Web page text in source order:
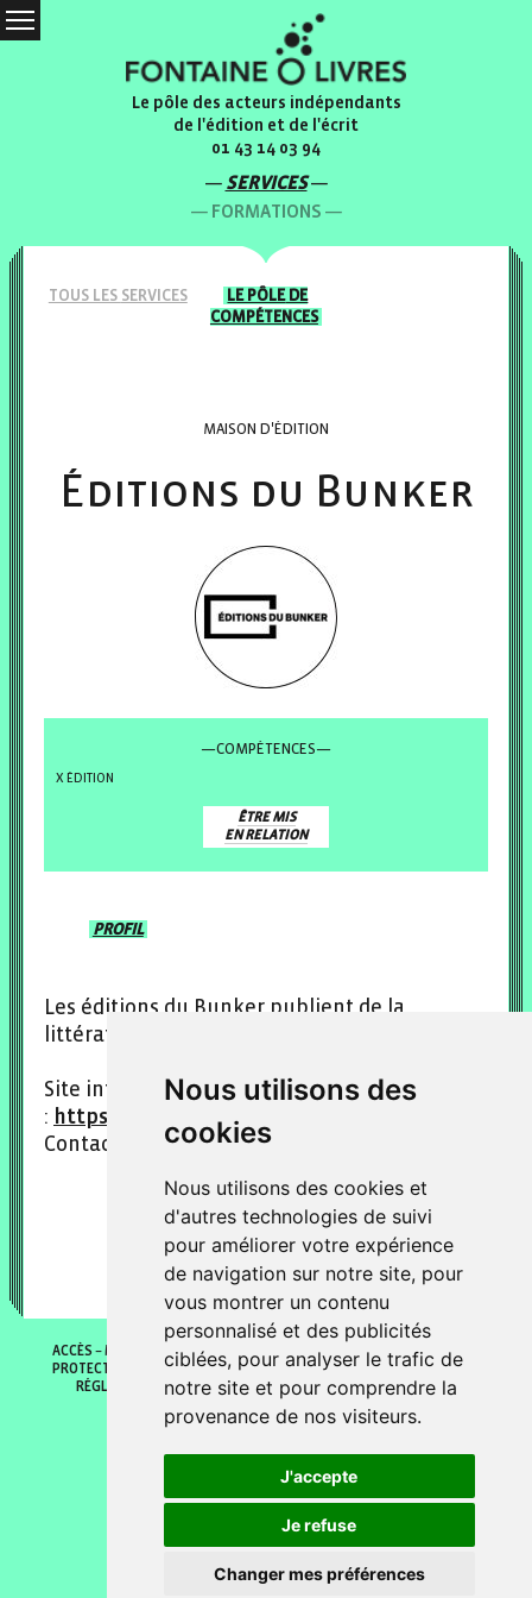
Nous utilisons des
cookies
Nous utilisons des cookies et
d'autres technologies de suivi
pour améliorer votre expérience
de navigation sur notre site, pour
vous montrer un contenu
personnalisé et des publicités
ciblées, pour analyser le trafic de
notre site et pour comprendre la
provenance de nos visiteurs.
J'accepte
Je refuse
Changer mes préférences
Le pôle des acteurs indépendants
de l'édition et de l'écrit
01 43 14 03 94
SERVICES
FORMATIONS
TOUS LES SERVICES LE PÔLEDE
COMPÉTENCES
MAISON D'ÉDITION
Éditions du Bunker
—COMPÉTENCES—
ÉDITION
ÊTRE MIS
EN RELATION
PROFIL
Les éditions du Bunker publient de la
littérature et de la poésie contemporaine.
Site internet
: https://www.editionsdubunker.com/
Contact :
info@editionsdubunker.com
ACCÈS MENTIONS LÉGALES POLITIQUE DE COOKIES
POLITIQUE DE
PROTECTION DES DONNÉES
GÉRER MES PRÉFÈRENCES DE COOKIES
RÉGLEMENT INTÉRIEUR
CONDITIONS GÉNÉRALES DE VENTES
© 2026 Fontaine O livres